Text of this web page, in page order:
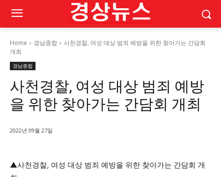
Home 경남종합
사천경찰, 여성 대상 범죄 예방을 위한 찾아가는 간담회
개최
경남종합
사천경찰, 여성 대상 범죄 예방
을 위한 찾아가는 간담회 개최
2022년 09월 27일
▲사천경찰, 여성 대상 범죄 예방을 위한 찾아가는 간담회 개